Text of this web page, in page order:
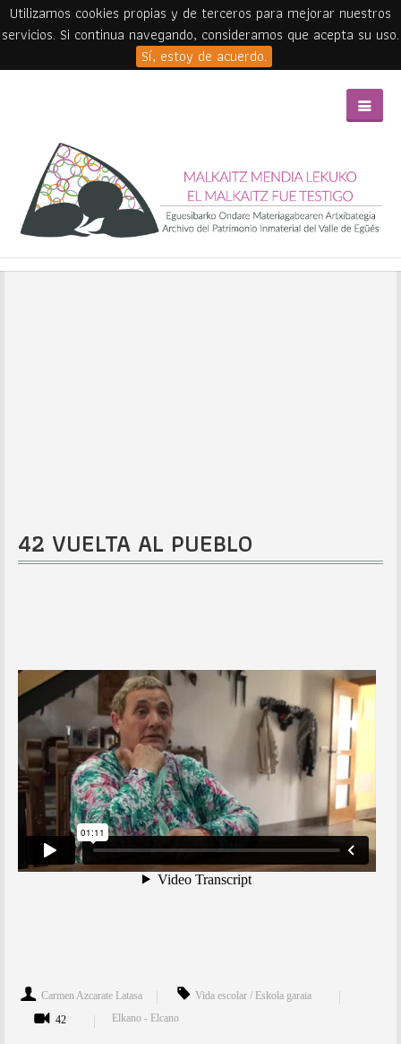
Utilizamos cookies propias y de terceros para mejorar nuestros
servicios. Si continua navegando, consideramos que acepta su uso.
Sí, estoy de acuerdo.
42 VUELTA AL PUEBLO
Carmen Azcarate Latasa
Vida escolar / Eskola garaia
42
Elkano - Elcano